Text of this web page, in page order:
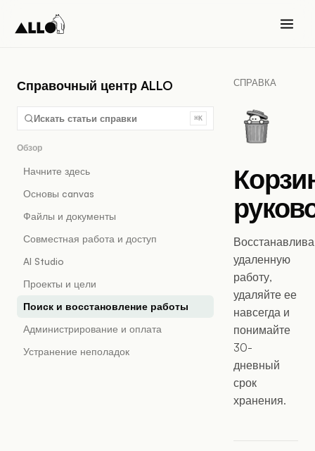
Справочный центр ALLO
Искать статьи справки ⌘K
Обзор
Начните здесь
Основы canvas
Файлы и документы
Совместная работа и доступ
AI Studio
Проекты и цели
Поиск и восстановление работы
Администрирование и оплата
Устранение неполадок
СПРАВКА
удаленную
работу,
удаляйте ее
навсегда и
понимайте
30-
дневный
срок
хранения.